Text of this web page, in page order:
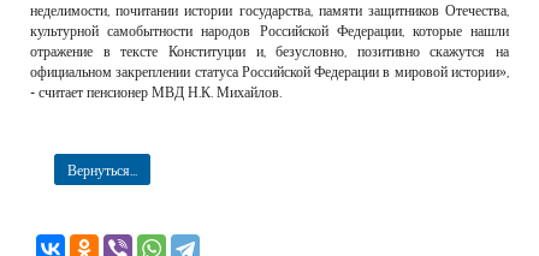
неделимости, почитании истории государства, памяти защитников Отечества,
культурной самобытности народов Российской Федерации, которые нашли
отражение в тексте Конституции и, безусловно, позитивно скажутся на
официальном закреплении статуса Российской Федерации в мировой истории»,
- считает пенсионер МВД Н.К. Михайлов.
Вернуться...